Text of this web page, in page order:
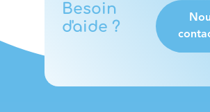
Besoin
d'aide ?